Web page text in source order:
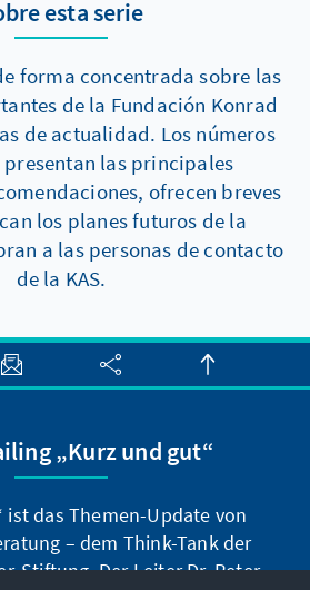
esta serie
forma concentrada sobre las
de la Fundación Konrad
de actualidad. Los números
las principales
ofrecen breves
los planes futuros de la
a las personas de contacto
de la KAS.
„Kurz und gut“
ist das Themen-Update von
– dem Think-Tank der
Stiftung. Der Leiter Dr. Peter